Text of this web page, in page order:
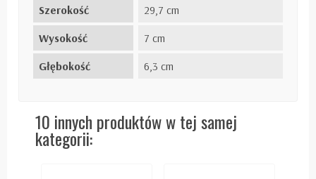
Szerokość
29,7 cm
Wysokość
7 cm
Głębokość
6,3 cm
10 innych produktów w tej samej
kategorii: